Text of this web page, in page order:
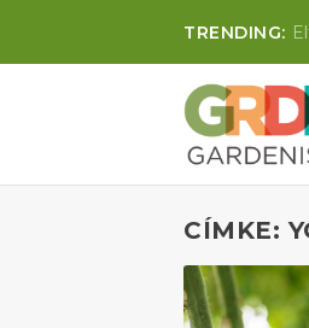
TRENDING:
CÍMKE: